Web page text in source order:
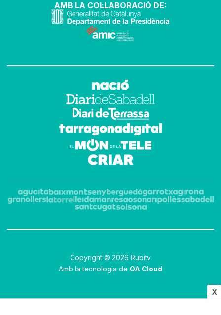
X
AMB LA COL·LABORACIÓ DE:
Copyright © 2026 Rubitv
Amb la tecnologia de OA Cloud